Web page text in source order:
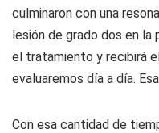
culminaron con una
lesión de grado dos en la
el tratamiento y recibirá
evaluaremos día a día.
Con esa cantidad de